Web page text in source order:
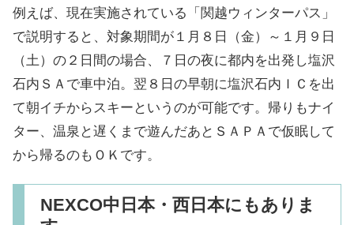
例えば、現在実施されている「関越ウィンターパス」
で説明すると、対象期間が１月８日（金）～１月９日
（土）の２日間の場合、７日の夜に都内を出発し塩沢
石内ＳＡで車中泊。翌８日の早朝に塩沢石内ＩＣを出
て朝イチからスキーというのが可能です。帰りもナイ
ター、温泉と遅くまで遊んだあとＳＡＰＡで仮眠して
から帰るのもＯＫです。
NEXCO中日本・西日本にもありま